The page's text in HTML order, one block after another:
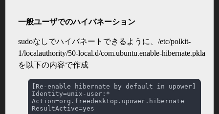
一般ユーザでのハイバネーション
sudoなしでハイバネートできるように、/etc/polkit-
1/localauthority/50-local.d/com.ubuntu.enable-hibernate.pkla
を以下の内容で作成